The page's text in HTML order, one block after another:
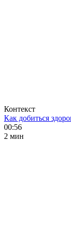
Контекст
Как добиться
00:56
2 мин